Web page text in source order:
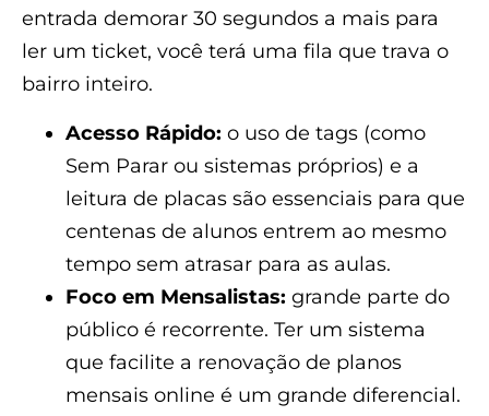
entrada demorar 30 segundos a mais para
ler um ticket, você terá uma fila que trava o
bairro inteiro.
Acesso Rápido: o uso de tags (como
Sem Parar ou sistemas próprios) e a
leitura de placas são essenciais para que
centenas de alunos entrem ao mesmo
tempo sem atrasar para as aulas.
Foco em Mensalistas: grande parte do
público é recorrente. Ter um sistema
que facilite a renovação de planos
mensais online é um grande diferencial.